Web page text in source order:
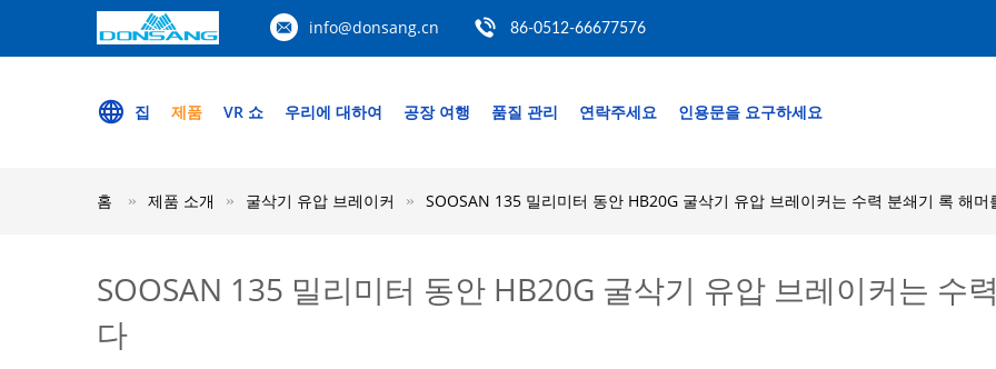
info@donsang.cn 86-0512-66677576
집 제품 VR 쇼 우리에 대하여 공장 여행 품질 관리 연락주세요 인용문을 요구하세요
홈 제품 소개 굴삭기 유압 브레이커 SOOSAN 135 밀리미터 동안 HB20G 굴삭기 유압 브레이커는 수력 분쇄기 록 해머
SOOSAN 135 밀리미터 동안 HB20G 굴삭기 유압 브레이커는 수
다